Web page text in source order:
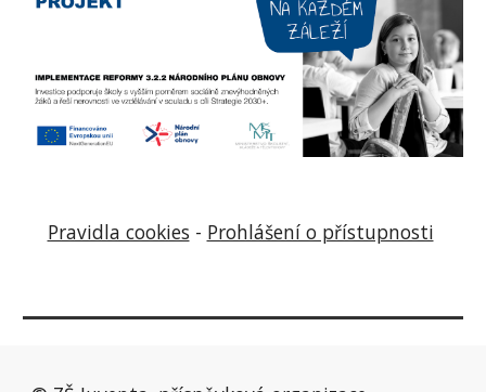
Pravidla cookies - Prohlášení o přístupnosti